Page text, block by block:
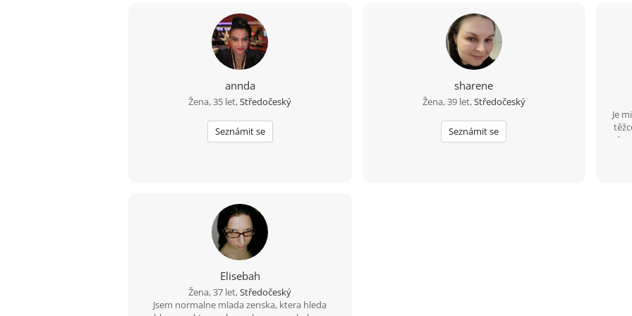
annda
Žena, 35 let,Středočeský
Seznámit se
sharene
Žena, 39 let,Středočeský
Seznámit se
Je
Elisebah
Žena, 37 let,Středočeský
Jsem normalne mlada zenska, ktera hleda